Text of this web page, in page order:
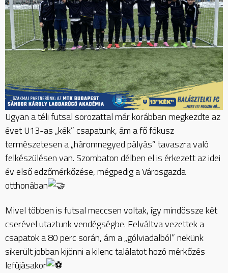
Ugyan a téli futsal sorozattal már korábban megkezdte az
évet U13-as „kék” csapatunk, ám a fő fókusz
természetesen a „háromnegyed pályás” tavaszra való
felkészülésen van. Szombaton délben el is érkezett az idei
év első edzőmérkőzése, mégpedig a Városgazda
otthonában
Mivel többen is futsal meccsen voltak, így mindössze két
cserével utaztunk vendégségbe. Felváltva vezettek a
csapatok a 80 perc során, ám a „gólviadalból” nekünk
sikerült jobban kijönni a kilenc találatot hozó mérkőzés
lefújásakor